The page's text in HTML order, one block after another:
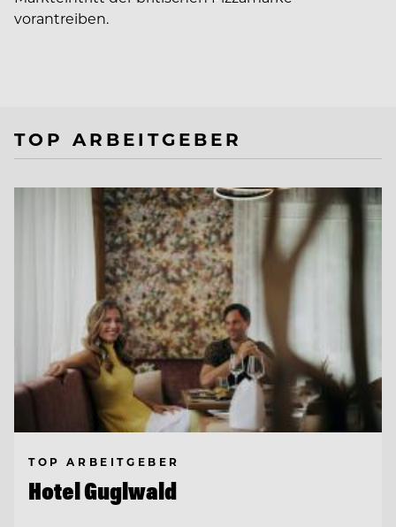
vorantreiben.
TOP ARBEITGEBER
TOP ARBEITGEBER
Hotel Guglwald